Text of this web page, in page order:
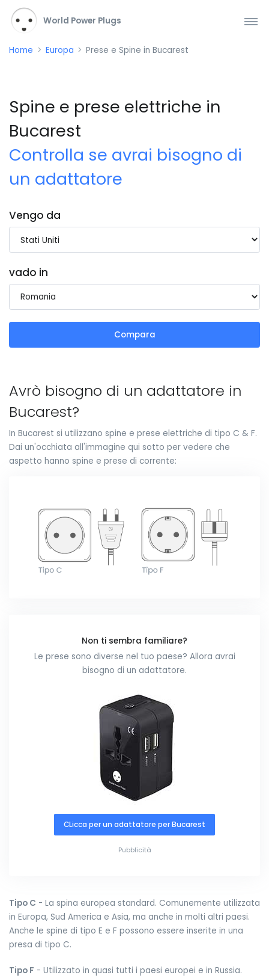
World Power Plugs
Home Europa Prese e Spine in Bucarest
Spine e prese elettriche in
Bucarest
Controlla se avrai bisogno di
un adattatore
Vengo da
vado in
Compara
Avrò bisogno di un adattatore in
Bucarest?
In Bucarest si utilizzano spine e prese elettriche di tipo C & F.
Dai un'occhiata all'immagine qui sotto per vedere che
aspetto hanno spine e prese di corrente:
Non ti sembra familiare?
Le prese sono diverse nel tuo paese? Allora avrai
bisogno di un adattatore.
CLicca per un adattatore per Bucarest
Pubblicità
Tipo C - La spina europea standard. Comunemente utilizzata
in Europa, Sud America e Asia, ma anche in molti altri paesi.
Anche le spine di tipo E e F possono essere inserite in una
presa di tipo C.
Tipo F - Utilizzato in quasi tutti i paesi europei e in Russia.